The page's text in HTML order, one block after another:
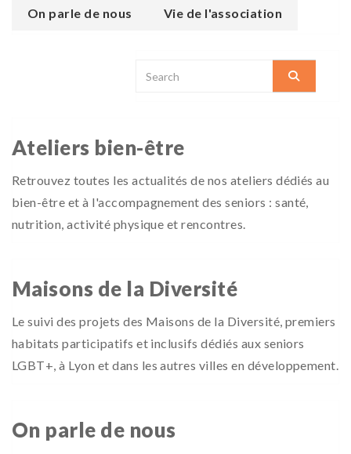
On parle de nous Vie de l'association
Ateliers bien-être
Retrouvez toutes les actualités de nos ateliers dédiés au
bien-être et à l'accompagnement des seniors : santé,
nutrition, activité physique et rencontres.
Maisons de la Diversité
Le suivi des projets des Maisons de la Diversité, premiers
habitats participatifs et inclusifs dédiés aux seniors
LGBT+, à Lyon et dans les autres villes en développement.
On parle de nous